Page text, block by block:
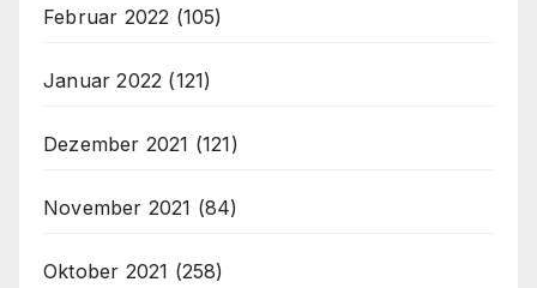
Februar 2022 (105)
Januar 2022 (121)
Dezember 2021 (121)
November 2021 (84)
Oktober 2021 (258)